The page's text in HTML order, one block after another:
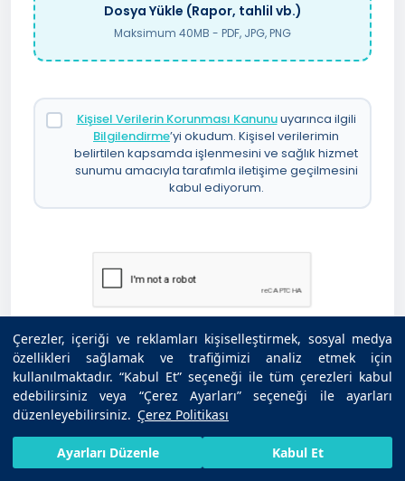
Çerezler, içeriği ve reklamları kişiselleştirmek, sosyal medya
özellikleri sağlamak ve trafiğimizi analiz etmek için
kullanılmaktadır. “Kabul Et” seçeneği ile tüm çerezleri kabul
edebilirsiniz veya “Çerez Ayarları” seçeneği ile ayarları
düzenleyebilirsiniz. Çerez Politikası
Ayarları Düzenle Kabul Et
Dosya Yükle (Rapor, tahlil vb.)
Maksimum 40MB - PDF, JPG, PNG
Kişisel Verilerin Korunması Kanunuuyarınca ilgili
Bilgilendirme’yi okudum. Kişisel verilerimin
belirtilen kapsamda işlenmesini ve sağlık hizmet
sunumu amacıyla tarafımla iletişime geçilmesini
kabul ediyorum.
Uzman Görüşü İste
HIZLI RANDEVU AL BIZE ULAŞIN